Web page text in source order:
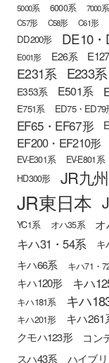
5000系 6000系 7000系
C57形
C58形 C61形
DD200形 DE10
E001形 E26系
E231系 E233系
E353系 E501系
E751系 ED75・ED79
EF65・EF67形
EF200・EF210形
EV-E301系 EV-E801系
HD300形 JR九州
JR東日本
YC1系 オハ35系
キハ31・54系 キ
キハ66系 キハ71・
キハ120形 キハ
キハ181系 キハ
キハ201形
キハ261
クモハ123形
コン
スハ43系 ハイブ